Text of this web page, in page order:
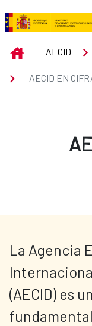
Skip to Main Content
AECID en
INICIOAECID
AECID EN
La Agencia
(AECID) es